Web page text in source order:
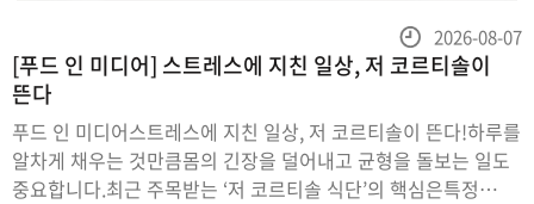
[푸드 인 미디어] 스트레스에 지친 일상, 저 코르티솔이
뜬다
푸드 인 미디어스트레스에 지친 일상, 저 코르티솔이 뜬다!하루를
알차게 채우는 것만큼몸의 긴장을 덜어내고 균형을 돌보는 일도
중요합니다.최근 주목받는 ‘저 코르티솔 식단’의 핵심은특정
등
록
2026-08-07